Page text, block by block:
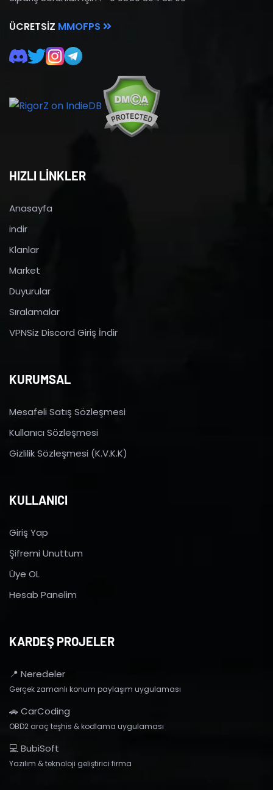
ÜCRETSIZ MMOFPS
HIZLI LİNKLER
Anasayfa
indir
Klanlar
Market
Duyurular
Sıralamalar
VPNSiz Discord Giriş İndir
KURUMSAL
Mesafeli Satış Sözleşmesi
Kullanıcı Sözleşmesi
Gizlilik Sözleşmesi (K.V.K.K)
KULLANICI
Giriş Yap
Şifremi Unuttum
Üye OL
Hesab Panelim
KARDEŞ PROJELER
📍 Neredeler
Gerçek zamanlı konum paylaşım uygulaması
🚗 CarCoding
OBD2 araç teşhis & kodlama uygulaması
💻 BubiSoft
Yazılım & teknoloji geliştirici firma